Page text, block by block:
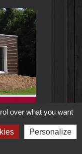
-
en
over what you want
Personalize